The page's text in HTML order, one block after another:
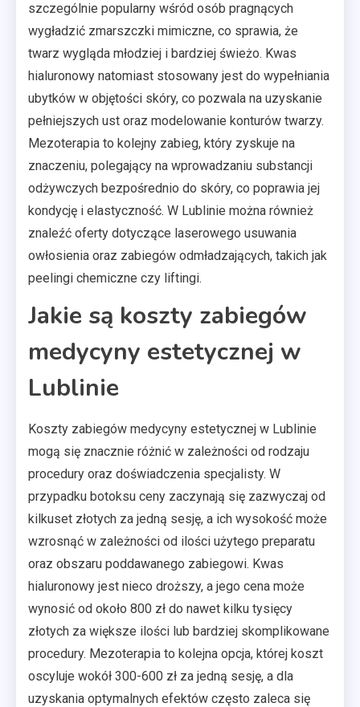
szczególnie popularny wśród osób pragnących
wygładzić zmarszczki mimiczne, co sprawia, że
twarz wygląda młodziej i bardziej świeżo. Kwas
hialuronowy natomiast stosowany jest do wypełniania
ubytków w objętości skóry, co pozwala na uzyskanie
pełniejszych ust oraz modelowanie konturów twarzy.
Mezoterapia to kolejny zabieg, który zyskuje na
znaczeniu, polegający na wprowadzaniu substancji
odżywczych bezpośrednio do skóry, co poprawia jej
kondycję i elastyczność. W Lublinie można również
znaleźć oferty dotyczące laserowego usuwania
owłosienia oraz zabiegów odmładzających, takich jak
peelingi chemiczne czy liftingi.
Jakie są koszty zabiegów
medycyny estetycznej w
Lublinie
Koszty zabiegów medycyny estetycznej w Lublinie
mogą się znacznie różnić w zależności od rodzaju
procedury oraz doświadczenia specjalisty. W
przypadku botoksu ceny zaczynają się zazwyczaj od
kilkuset złotych za jedną sesję, a ich wysokość może
wzrosnąć w zależności od ilości użytego preparatu
oraz obszaru poddawanego zabiegowi. Kwas
hialuronowy jest nieco droższy, a jego cena może
wynosić od około 800 zł do nawet kilku tysięcy
złotych za większe ilości lub bardziej skomplikowane
procedury. Mezoterapia to kolejna opcja, której koszt
oscyluje wokół 300-600 zł za jedną sesję, a dla
uzyskania optymalnych efektów często zaleca się